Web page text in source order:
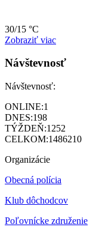
30/15 °C
Zobraziť viac
Návštevnosť
Návštevnosť:
ONLINE:1
DNES:198
TÝŽDEŇ:1252
CELKOM:1486210
Organizácie
Obecná polícia
Klub dôchodcov
Poľovnícke združenie